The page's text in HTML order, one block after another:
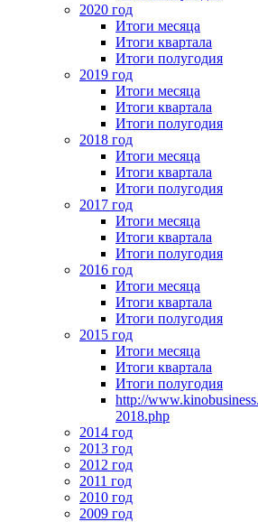
2020 год
Итоги месяца
Итоги квартала
Итоги полугодия
2019 год
Итоги месяца
Итоги квартала
Итоги полугодия
2018 год
Итоги месяца
Итоги квартала
Итоги полугодия
2017 год
Итоги месяца
Итоги квартала
Итоги полугодия
2016 год
Итоги месяца
Итоги квартала
Итоги полугодия
2015 год
Итоги месяца
Итоги квартала
Итоги полугодия
http://
2018.php
2014 год
2013 год
2012 год
2011 год
2010 год
2009 год